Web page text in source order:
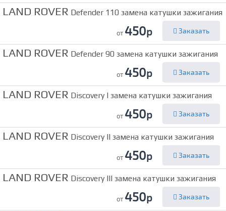
LAND ROVER Defender 110 замена катушки зажигания
от 450р Заказать
LAND ROVER Defender 90 замена катушки зажигания
от 450р Заказать
LAND ROVER Discovery I замена катушки зажигания
от 450р Заказать
LAND ROVER Discovery II замена катушки зажигания
от 450р Заказать
LAND ROVER Discovery III замена катушки зажигания
от 450р Заказать